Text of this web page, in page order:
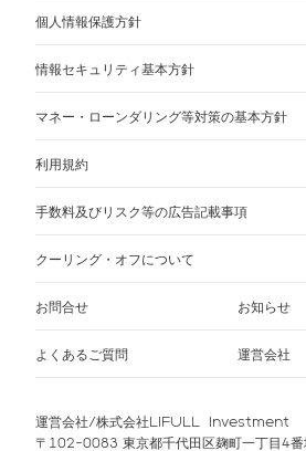
個人情報保護方針
情報セキュリティ基本方針
マネー・ローンダリング等対策の基本方針
利用規約
手数料及びリスク等の広告記載事項
クーリング・オフについて
お問合せ お知らせ
よくあるご質問 運営会社
運営会社/株式会社LIFULL Investment
〒102-0083 東京都千代田区麹町一丁目4